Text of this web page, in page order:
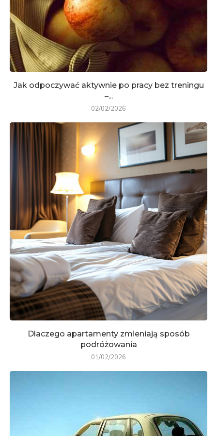
Jak odpoczywać aktywnie po pracy bez treningu
–...
02/02/2026
Dlaczego apartamenty zmieniają sposób
podróżowania
01/02/2026